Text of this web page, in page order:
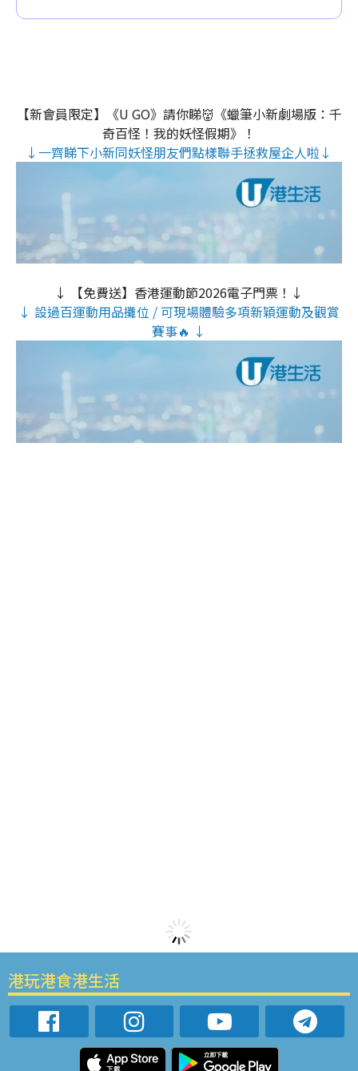
【新會員限定】《U GO》請你睇👹《蠟筆小新劇場版：千
奇百怪！我的妖怪假期》！
↓一齊睇下小新同妖怪朋友們點樣聯手拯救屋企人啦↓
↓ 【免費送】香港運動節2026電子門票！↓
↓ 設過百運動用品攤位 / 可現場體驗多項新穎運動及觀賞
賽事🔥 ↓
港玩港食港生活